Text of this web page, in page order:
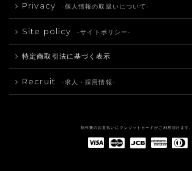
Privacy -個人情報の取扱いについて-
Site policy -サイトポリシー-
特定商取引法に基づく表示
Recruit -求人・採用情報-
制作費のお支払いにクレジットカードがご利用頂けます。